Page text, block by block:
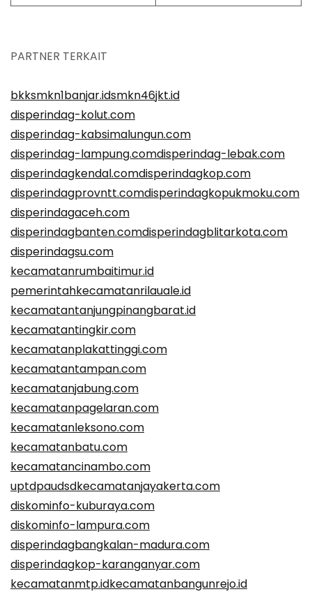
PARTNER TERKAIT
bkksmkn1banjar.idsmkn46jkt.id
disperindag-kolut.com
disperindag-kabsimalungun.com
disperindag-lampung.comdisperindag-lebak.com
disperindagkendal.comdisperindagkop.com
disperindagprovntt.comdisperindagkopukmoku.com
disperindagaceh.com
disperindagbanten.comdisperindagblitarkota.com
disperindagsu.com
kecamatanrumbaitimur.id
pemerintahkecamatanrilauale.id
kecamatantanjungpinangbarat.id
kecamatantingkir.com
kecamatanplakattinggi.com
kecamatantampan.com
kecamatanjabung.com
kecamatanpagelaran.com
kecamatanleksono.com
kecamatanbatu.com
kecamatancinambo.com
uptdpaudsdkecamatanjayakerta.com
diskominfo-kuburaya.com
diskominfo-lampura.com
disperindagbangkalan-madura.com
disperindagkop-karanganyar.com
kecamatanmtp.idkecamatanbangunrejo.id